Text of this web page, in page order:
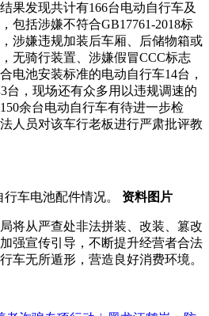
果发现共计有166台电动自行车及
包括涉嫌不符合GB17761-2018标
涉嫌违规加装后车厢、后储物箱或
无骑行装置、涉嫌假冒CCC标志
电池安装标准的电动自行车14台，
台，现场还有众多用以违规调速的
余台电动自行车有待进一步检
人员对该车行老板进行严肃批评教
车电池配件情况。 资料图片
将从严查处非法拼装、改装、篡改
强宣传引导，不断提升经营者合法
车无所遁形，营造良好消费环境。